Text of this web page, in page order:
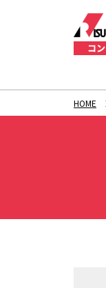
HOME